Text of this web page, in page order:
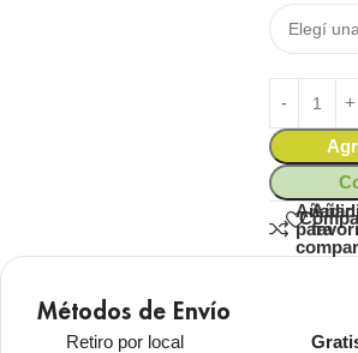
Añadir
para
Métodos de Envío
Retiro por local